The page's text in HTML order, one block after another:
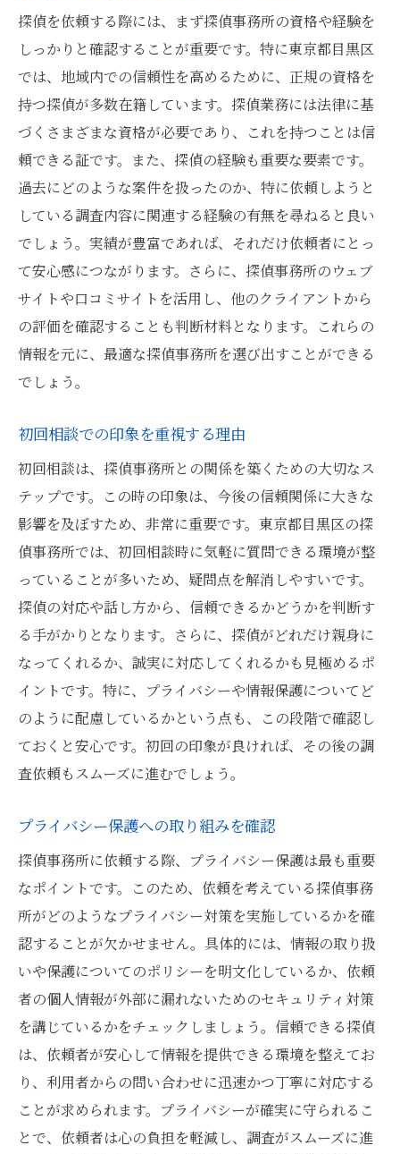
探偵を依頼する際には、まず探偵事務所の資格や経験を
しっかりと確認することが重要です。特に東京都目黒区
では、地域内での信頼性を高めるために、正規の資格を
持つ探偵が多数在籍しています。探偵業務には法律に基
づくさまざまな資格が必要であり、これを持つことは信
頼できる証です。また、探偵の経験も重要な要素です。
過去にどのような案件を扱ったのか、特に依頼しようと
している調査内容に関連する経験の有無を尋ねると良い
でしょう。実績が豊富であれば、それだけ依頼者にとっ
て安心感につながります。さらに、探偵事務所のウェブ
サイトや口コミサイトを活用し、他のクライアントから
の評価を確認することも判断材料となります。これらの
情報を元に、最適な探偵事務所を選び出すことができる
でしょう。
初回相談での印象を重視する理由
初回相談は、探偵事務所との関係を築くための大切なス
テップです。この時の印象は、今後の信頼関係に大きな
影響を及ぼすため、非常に重要です。東京都目黒区の探
偵事務所では、初回相談時に気軽に質問できる環境が整
っていることが多いため、疑問点を解消しやすいです。
探偵の対応や話し方から、信頼できるかどうかを判断す
る手がかりとなります。さらに、探偵がどれだけ親身に
なってくれるか、誠実に対応してくれるかも見極めるポ
イントです。特に、プライバシーや情報保護についてど
のように配慮しているかという点も、この段階で確認し
ておくと安心です。初回の印象が良ければ、その後の調
査依頼もスムーズに進むでしょう。
プライバシー保護への取り組みを確認
探偵事務所に依頼する際、プライバシー保護は最も重要
なポイントです。このため、依頼を考えている探偵事務
所がどのようなプライバシー対策を実施しているかを確
認することが欠かせません。具体的には、情報の取り扱
いや保護についてのポリシーを明文化しているか、依頼
者の個人情報が外部に漏れないためのセキュリティ対策
を講じているかをチェックしましょう。信頼できる探偵
は、依頼者が安心して情報を提供できる環境を整えてお
り、利用者からの問い合わせに迅速かつ丁寧に対応する
ことが求められます。プライバシーが確実に守られるこ
とで、依頼者は心の負担を軽減し、調査がスムーズに進